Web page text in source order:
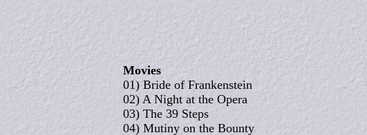
Movies
01) Bride of Frankenstein
02) A Night at the Opera
03) The 39 Steps
04) Mutiny on the Bounty